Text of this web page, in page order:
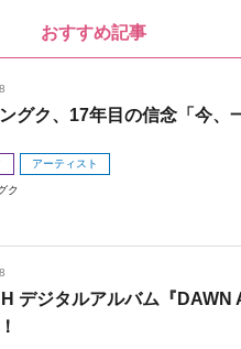
おすすめ記事
グク、17年目の信念「今、
アーティスト
ク
デジタルアルバム『